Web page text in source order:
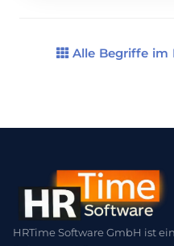
Alle Begriffe im
HRTime Software GmbH ist